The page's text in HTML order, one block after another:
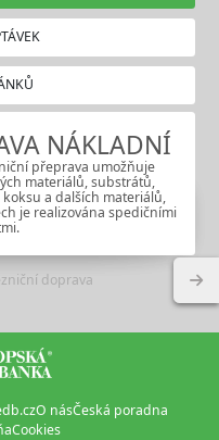
NÁKLADNÍ
přeprava umožňuje
materiálů, substrátů,
a dalších materiálů,
je realizována spedičními
doprava
O násČeská poradna
Cookies